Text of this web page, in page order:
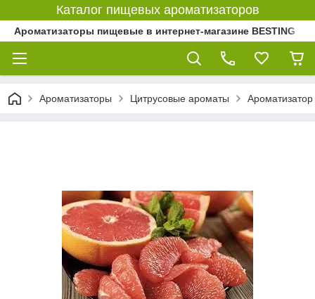
Каталог пищевых ароматизаторов
Ароматизаторы пищевые в интернет-магазине BESTING
Ароматизаторы Цитрусовые ароматы